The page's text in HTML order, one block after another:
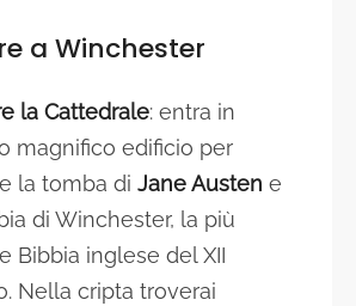
a Winchester
la Cattedrale: entra in
magnifico edificio per
la tomba di Jane Austen e
di Winchester, la più
Bibbia inglese del XII
Nella cripta troverai